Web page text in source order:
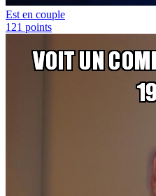
Est en couple
121 points